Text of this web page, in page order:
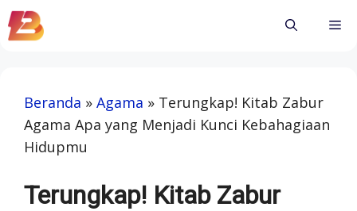
Skip
to
Beranda » Agama » Terungkap! Kitab Zabur
Agama Apa yang Menjadi Kunci Kebahagiaan
Hidupmu
Terungkap! Kitab Zabur